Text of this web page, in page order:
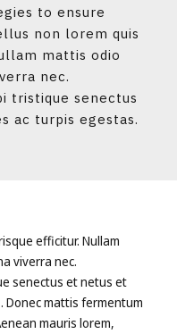
to ensure
non lorem quis
mattis odio
nec.
tristique senectus
ac turpis egestas.
efficitur. Nullam
viverra nec.
senectus et netus et
Donec mattis fermentum
mauris lorem,